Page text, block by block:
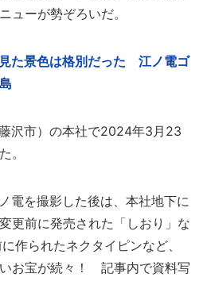
ューが勢ぞろいだ。
た景色は格別だった 江ノ電ゴ
沢市）の本社で2024年3月23
。
電を撮影した後は、本社地下に
更前に発売された「しおり」な
作られたネクタイピンなど、
お宝が続々！ 記事内で資料写